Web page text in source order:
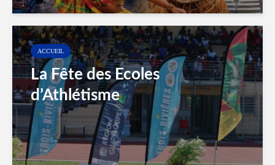
ACCUEIL
La Fête des Ecoles
d’Athlétisme